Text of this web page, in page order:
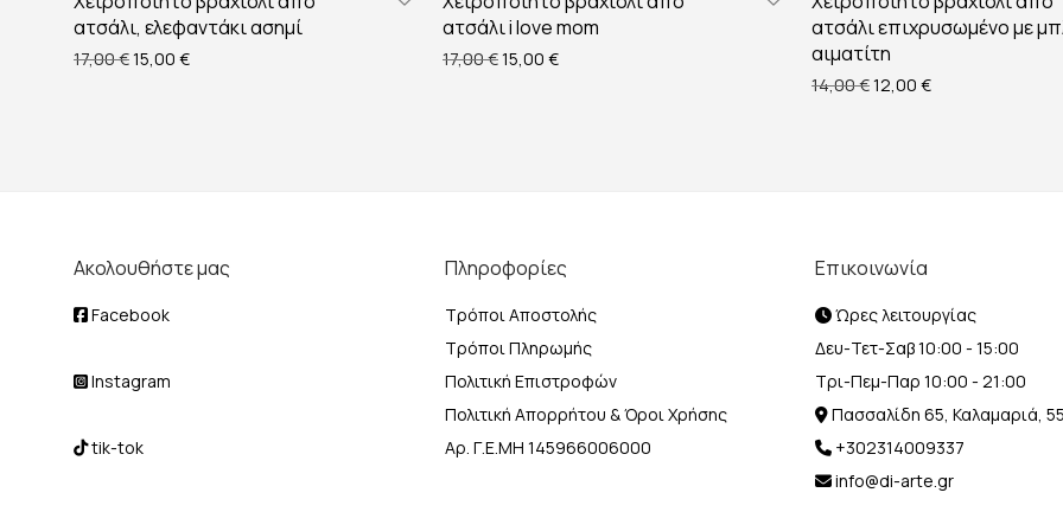
ατσάλι, ελεφαντάκι ασημί
17,00€Original price was: 17,00 €.
15,00 €Η τρέχουσα τιμή είναι: 15,00 €.
ατσάλι i love mom
17,00€Original price was: 17,00 €.
15,00 €Η τρέχουσα τιμή είναι: 15,00 €.
ατσάλι επιχρυσωμένο με
αιματίτη
14,00€Original price was: 14,00
12,00 €Η τρέχουσα τιμή
Ακολουθήστε μας
Facebook
Instagram
tik-tok
Πληροφορίες
Τρόποι Αποστολής
Τρόποι Πληρωμής
Πολιτική Επιστροφών
Πολιτική Απορρήτου & Όροι Χρήσης
Αρ. Γ.Ε.ΜΗ 145966006000
Επικοινωνία
Ώρες λειτουργίας
Δευ-Τετ-Σαβ 10:00 - 15:00
Τρι-Πεμ-Παρ 10:00 - 21:00
Πασσαλίδη 65, Καλαμαριά,
+302314009337
info@di-arte.gr